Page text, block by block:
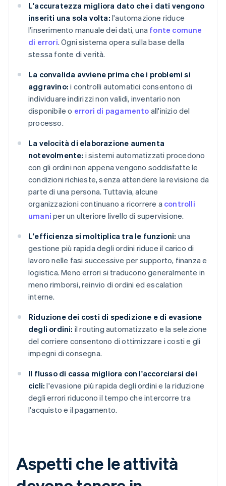
L'accuratezza migliora dato che i dati vengono
inseriti una sola volta: l'automazione riduce
l'inserimento manuale dei dati, una fonte comune
di errori. Ogni sistema opera sulla base della
stessa fonte di verità.
La convalida avviene prima che i problemi si
aggravino: i controlli automatici consentono di
individuare indirizzi non validi, inventario non
disponibile o errori di pagamento all'inizio del
processo.
La velocità di elaborazione aumenta
notevolmente: i sistemi automatizzati procedono
con gli ordini non appena vengono soddisfatte le
condizioni richieste, senza attendere la revisione da
parte di una persona. Tuttavia, alcune
organizzazioni continuano a ricorrere a controlli
umani per un ulteriore livello di supervisione.
L'efficienza si moltiplica tra le funzioni: una
gestione più rapida degli ordini riduce il carico di
lavoro nelle fasi successive per supporto, finanza e
logistica. Meno errori si traducono generalmente in
meno rimborsi, reinvio di ordini ed escalation
interne.
Riduzione dei costi di spedizione e di evasione
degli ordini: il routing automatizzato e la selezione
del corriere consentono di ottimizzare i costi e gli
impegni di consegna.
Il flusso di cassa migliora con l'accorciarsi dei
cicli: l'evasione più rapida degli ordini e la riduzione
degli errori riducono il tempo che intercorre tra
l'acquisto e il pagamento.
Aspetti che le attività